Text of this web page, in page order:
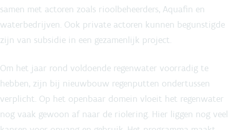
samen met actoren zoals rioolbeheerders, Aquafin en
waterbedrijven. Ook private actoren kunnen begunstigde
zijn van subsidie in een gezamenlijk project.
Om het jaar rond voldoende regenwater voorradig te
hebben, zijn bij nieuwbouw regenputten ondertussen
verplicht. Op het openbaar domein vloeit het regenwater
nog vaak gewoon af naar de riolering. Hier liggen nog veel